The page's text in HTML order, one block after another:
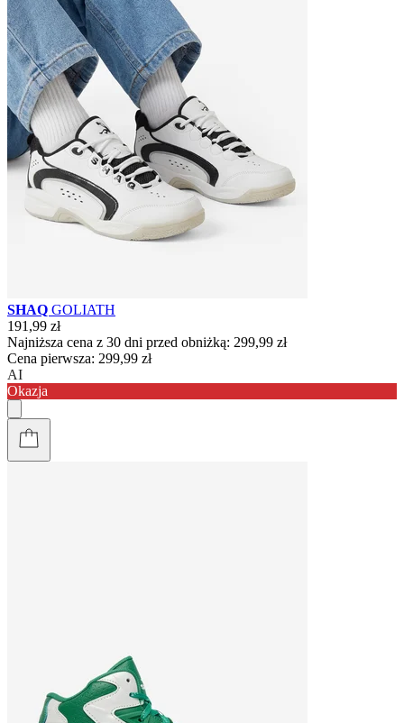
SHAQ GOLIATH
191,99 zł
Najniższa cena z 30 dni przed obniżką: 299,99 zł
Cena pierwsza: 299,99 zł
AI
Okazja